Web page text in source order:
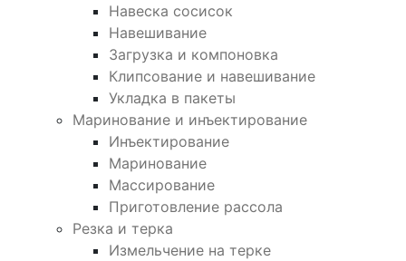
Навеска сосисок
Навешивание
Загрузка и компоновка
Клипсование и навешивание
Укладка в пакеты
Маринование и инъектирование
Инъектирование
Маринование
Массирование
Приготовление рассола
Резка и терка
Измельчение на терке